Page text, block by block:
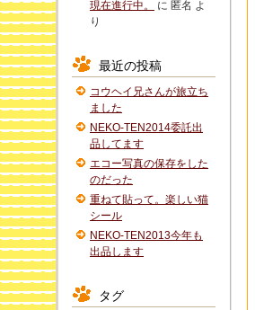
現在進行中。
に 匿名 よ
り
最近の投稿
コウヘイ兄さんが旅立ち
ました
NEKO-TEN2014委託出
品してます
エコー写真の保存をした
のだった
重ねて貼って。楽しい猫
シール
NEKO-TEN2013今年も
出品します
タグ